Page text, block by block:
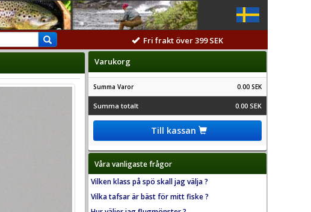
Fri frakt över 399 SEK
Varukorg
Summa Varor 0.00 SEK
Summa totalt 0.00 SEK
Till kassan
Våra vanligaste frågor
Vilken klass på spö skall jag välja ?
Vilka tafsar är bäst för mitt fiske ?